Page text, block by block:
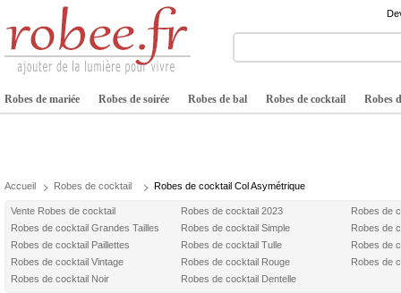
Robes de mariée Robes de soirée Robes de bal Robes de cocktail Robes
Accueil Robes de cocktail Robes de cocktail Col Asymétrique
Vente Robes de cocktail Robes de cocktail 2023
Robes de
Robes de cocktail Grandes Tailles
Robes de cocktail Simple
Robes de
Robes de cocktail Paillettes
Robes de cocktail Tulle
Robes de
Robes de cocktail Vintage
Robes de cocktail Rouge
Robes de
Robes de cocktail Noir
Robes de cocktail Dentelle